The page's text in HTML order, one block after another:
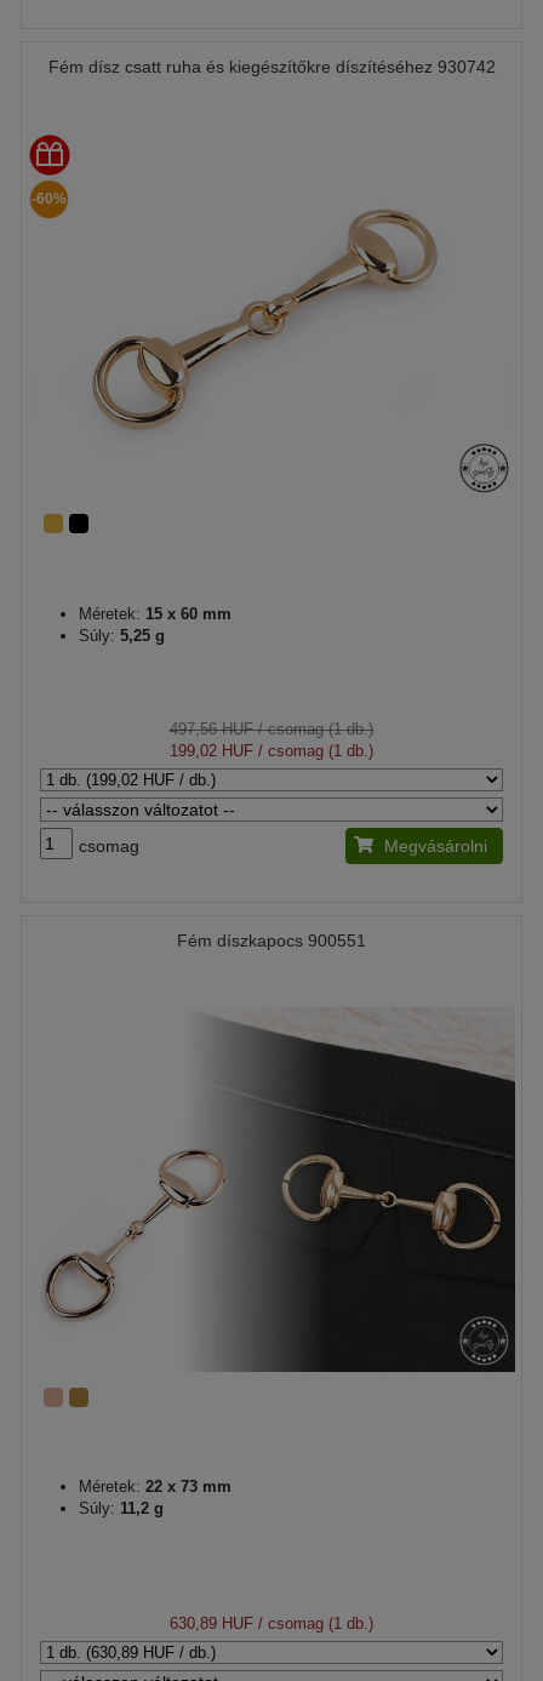
Fém dísz csatt ruha és kiegészítőkre díszítéséhez 930742
-60%
Méretek: 15 x 60 mm
Súly: 5,25 g
497,56 HUF/ csomag (1 db.)
199,02 HUF / csomag (1 db.)
csomag Megvásárolni
Fém díszkapocs 900551
Méretek: 22 x 73 mm
Súly: 11,2 g
630,89 HUF / csomag (1 db.)